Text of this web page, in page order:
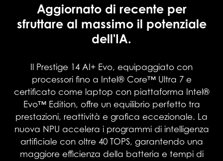
Aggiornato di recente per
sfruttare al massimo il potenziale
dell'IA.
Il Prestige 14 AI+ Evo, equipaggiato con
processori fino a Intel® Core™ Ultra 7 e
certificato come laptop con piattaforma Intel®
Evo™ Edition, offre un equilibrio perfetto tra
prestazioni, reattività e grafica eccezionale. La
nuova NPU accelera i programmi di intelligenza
artificiale con oltre 40 TOPS, garantendo una
maggiore efficienza della batteria e tempi di